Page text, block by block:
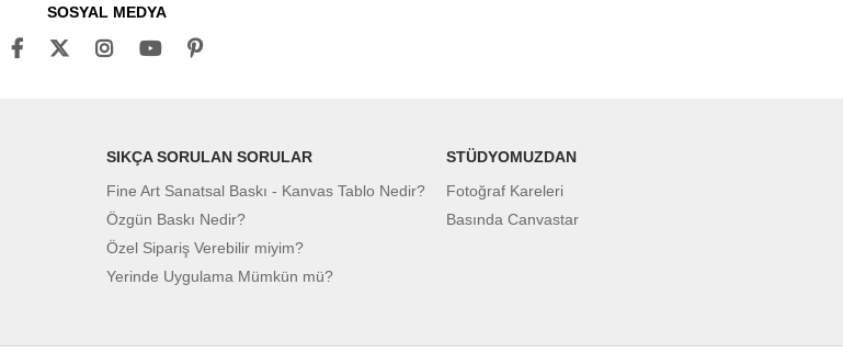
SOSYAL MEDYA
SIKÇA SORULAN SORULAR
Fine Art Sanatsal Baskı - Kanvas Tablo Nedir?
Özgün Baskı Nedir?
Özel Sipariş Verebilir miyim?
Yerinde Uygulama Mümkün mü?
STÜDYOMUZDAN
Fotoğraf Kareleri
Basında Canvastar